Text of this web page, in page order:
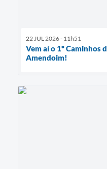
22 JUL 2026 - 11h51
Vem aí o 1º Caminhos
Amendoim!